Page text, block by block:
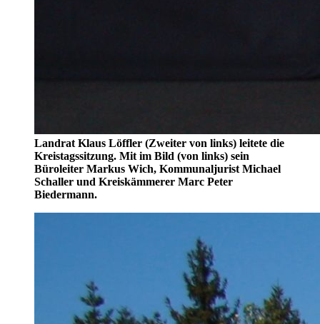
Landrat Klaus Löffler (Zweiter von links) leitete die
Kreistagssitzung. Mit im Bild (von links) sein
Büroleiter Markus Wich, Kommunaljurist Michael
Schaller und Kreiskämmerer Marc Peter
Biedermann.